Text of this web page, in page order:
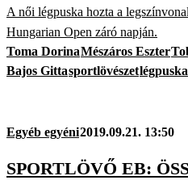
A női légpuska hozta a
Hungarian Open záró napján.
Toma DorinaMészáros Eszter
Bajos Gittasportlövészetlégpuska
Egyéb egyéni2019.09.21. 13:50
SPORTLÖVŐ EB: